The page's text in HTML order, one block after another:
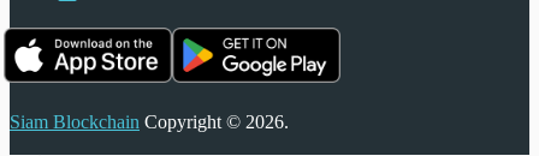
Siam Blockchain Copyright © 2026.